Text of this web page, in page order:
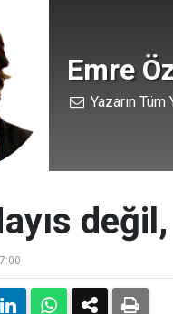
Emre
Yazarın Tüm